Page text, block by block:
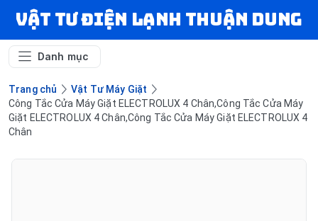
VẬT TƯ ĐIỆN LẠNH THUẬN DUNG
Danh mục
Trang chủ
Vật Tư Máy Giặt
Công Tắc Cửa Máy Giặt ELECTROLUX 4 Chân,Công Tắc Cửa Máy
Giặt ELECTROLUX 4 Chân,Công Tắc Cửa Máy Giặt ELECTROLUX 4
Chân